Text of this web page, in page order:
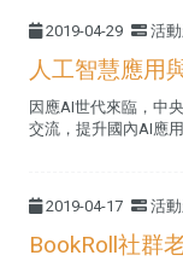
2019-04-29 活
人工智慧應用
因應AI世代來臨，中
交流，提升國內AI應
2019-04-17 活
BookRoll社群